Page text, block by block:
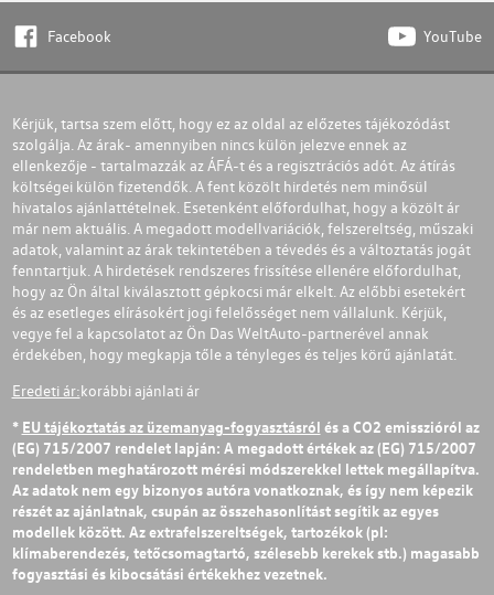
Facebook YouTube
Kérjük, tartsa szem előtt, hogy ez az oldal az előzetes tájékozódást
szolgálja. Az árak- amennyiben nincs külön jelezve ennek az
ellenkezője - tartalmazzák az ÁFÁ-t és a regisztrációs adót. Az átírás
költségei külön fizetendők. A fent közölt hirdetés nem minősül
hivatalos ajánlattételnek. Esetenként előfordulhat, hogy a közölt ár
már nem aktuális. A megadott modellvariációk, felszereltség, műszaki
adatok, valamint az árak tekintetében a tévedés és a változtatás jogát
fenntartjuk. A hirdetések rendszeres frissítése ellenére előfordulhat,
hogy az Ön által kiválasztott gépkocsi már elkelt. Az előbbi esetekért
és az esetleges elírásokért jogi felelősséget nem vállalunk. Kérjük,
vegye fel a kapcsolatot az Ön Das WeltAuto-partnerével annak
érdekében, hogy megkapja tőle a tényleges és teljes körű ajánlatát.
Eredeti ár:korábbi ajánlati ár
* EU tájékoztatás az üzemanyag-fogyasztásról és a CO2 emisszióról az
(EG) 715/2007 rendelet lapján: A megadott értékek az (EG) 715/2007
rendeletben meghatározott mérési módszerekkel lettek megállapítva.
Az adatok nem egy bizonyos autóra vonatkoznak, és így nem képezik
részét az ajánlatnak, csupán az összehasonlítást segítik az egyes
modellek között. Az extrafelszereltségek, tartozékok (pl:
klímaberendezés, tetőcsomagtartó, szélesebb kerekek stb.) magasabb
fogyasztási és kibocsátási értékekhez vezetnek.